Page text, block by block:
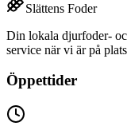
Slättens Foder
Din lokala djurfoder-
service när vi är på
Öppettider